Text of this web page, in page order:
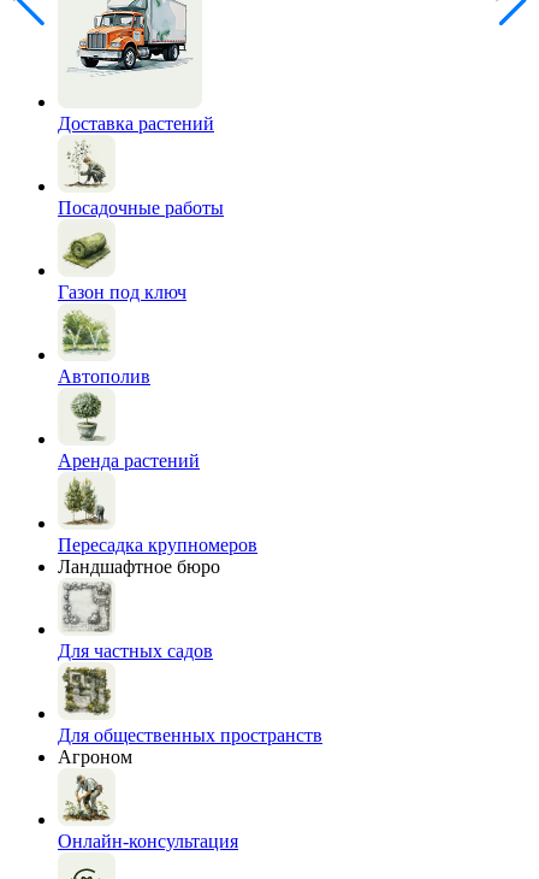
Доставка растений
Посадочные работы
Газон под ключ
Автополив
Аренда растений
Пересадка крупномеров
Ландшафтное бюро
Для частных садов
Для общественных пространств
Агроном
Онлайн-консультация